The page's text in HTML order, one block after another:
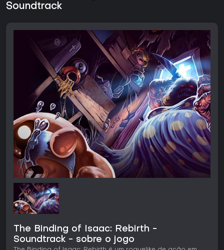
Soundtrack
The Binding of Isaac: Rebirth -
Soundtrack - sobre o jogo